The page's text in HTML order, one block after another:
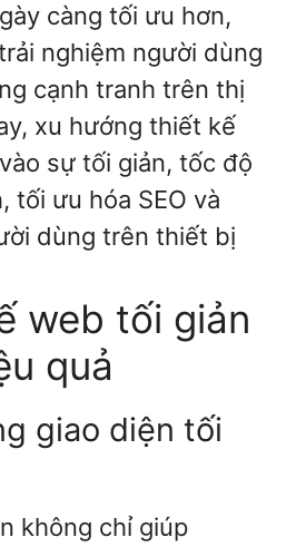
càng tối ưu hơn,
nghiệm người dùng
cạnh tranh trên thị
xu hướng thiết kế
sự tối giản, tốc độ
tối ưu hóa SEO và
dùng trên thiết bị
web tối giản
quả
giao diện tối
không chỉ giúp